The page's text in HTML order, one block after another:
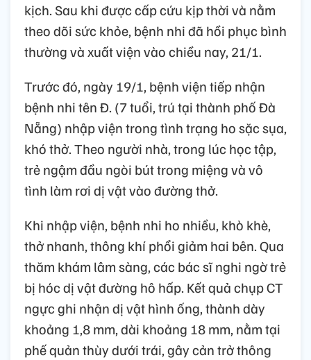
kịch. Sau khi được cấp cứu kịp thời và nằm
theo dõi sức khỏe, bệnh nhi đã hồi phục bình
thường và xuất viện vào chiều nay, 21/1.
Trước đó, ngày 19/1, bệnh viện tiếp nhận
bệnh nhi tên Đ. (7 tuổi, trú tại thành phố Đà
Nẵng) nhập viện trong tình trạng ho sặc sụa,
khó thở. Theo người nhà, trong lúc học tập,
trẻ ngậm đầu ngòi bút trong miệng và vô
tình làm rơi dị vật vào đường thở.
Khi nhập viện, bệnh nhi ho nhiều, khò khè,
thở nhanh, thông khí phổi giảm hai bên. Qua
thăm khám lâm sàng, các bác sĩ nghi ngờ trẻ
bị hóc dị vật đường hô hấp. Kết quả chụp CT
ngực ghi nhận dị vật hình ống, thành dày
khoảng 1,8 mm, dài khoảng 18 mm, nằm tại
phế quản thùy dưới trái, gây cản trở thông